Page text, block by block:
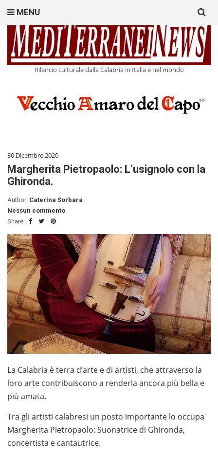
Rilancio culturale dalla Calabria in Italia e nel mondo
MENU
for:
30 Dicembre 2020
Margherita Pietropaolo: L’usignolo con la
Ghironda.
Author: Caterina Sorbara
Nessun commento
Share:
La Calabria è terra d’arte e di artisti, che attraverso la
loro arte contribuiscono a renderla ancora più bella e
più amata.
Tra gli artisti calabresi un posto importante lo occupa
Margherita Pietropaolo: Suonatrice di Ghironda,
concertista e cantautrice.